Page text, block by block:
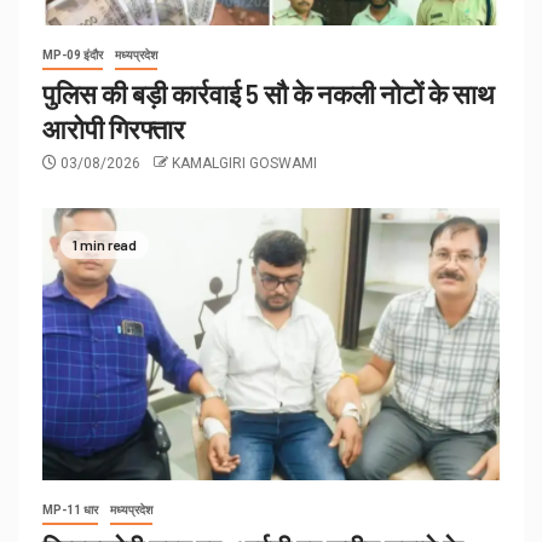
MP-09 इंदौर मध्यप्रदेश
पुलिस की बड़ी कार्रवाई 5 सौ के नकली नोटों के साथ
आरोपी गिरफ्तार
03/08/2026 KAMALGIRI GOSWAMI
1 min read
MP-11 धार मध्यप्रदेश